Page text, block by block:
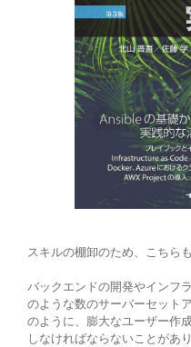
スキルの棚卸のため、こちら
バックエンドの開発やインフ
のような数のサーバーセット
のように、膨大なユーザー作
しなければならないことがあり